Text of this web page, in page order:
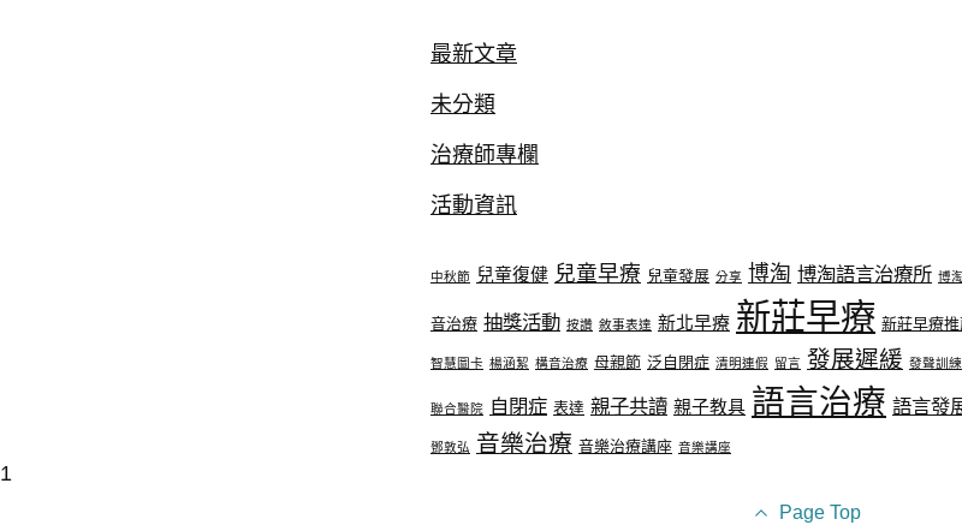
最新文章
未分類
治療師專欄
活動資訊
中秋節 兒童復健 兒童早療 兒童發展 分享 博淘 博淘語言治療所 博
音治療 抽獎活動 按讚 敘事表達 新北早療 新莊早療 新莊早療
智慧圖卡 楊涵絜 構音治療 母親節 泛自閉症 清明連假 留言 發展遲緩 發聲訓練
聯合醫院 自閉症 表達 親子共讀 親子教具 語言治療 語言發
鄧敦弘 音樂治療 音樂治療講座 音樂講座
1
Page Top